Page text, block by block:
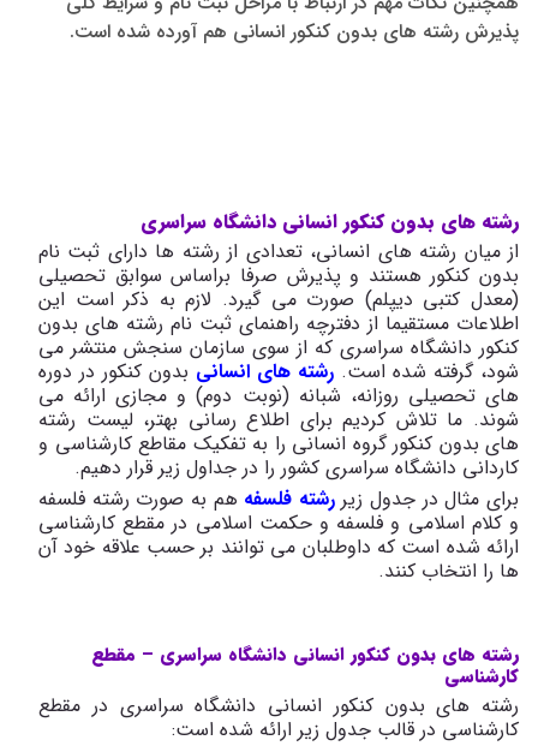
پذیرش رشته های بدون کنکور انسانی هم آورده شده است.
رشته های بدون کنکور انسانی دانشگاه سراسری
از میان رشته های انسانی، تعدادی از رشته ها دارای ثبت نام
بدون کنکور هستند و پذیرش صرفا براساس سوابق تحصیلی
(معدل کتبی دیپلم) صورت می گیرد. لازم به ذکر است این
اطلاعات مستقیما از دفترچه راهنمای ثبت نام رشته های بدون
کنکور دانشگاه سراسری که از سوی سازمان سنجش منتشر می
شود، گرفته شده است. رشته های انسانی بدون کنکور در دوره
های تحصیلی روزانه، شبانه (نوبت دوم) و مجازی ارائه می
شوند. ما تلاش کردیم برای اطلاع رسانی بهتر، لیست رشته
های بدون کنکور گروه انسانی را به تفکیک مقاطع کارشناسی و
کاردانی دانشگاه سراسری کشور را در جداول زیر قرار دهیم.
برای مثال در جدول زیررشته فلسفه هم به صورت رشته فلسفه
و کلام اسلامی و فلسفه و حکمت اسلامی در مقطع کارشناسی
ارائه شده است که داوطلبان می توانند بر حسب علاقه خود آن
ها را انتخاب کنند.
رشته های بدون کنکور انسانی دانشگاه سراسری – مقطع
کارشناسی
رشته های بدون کنکور انسانی دانشگاه سراسری در مقطع
کارشناسی در قالب جدول زیر ارائه شده است: